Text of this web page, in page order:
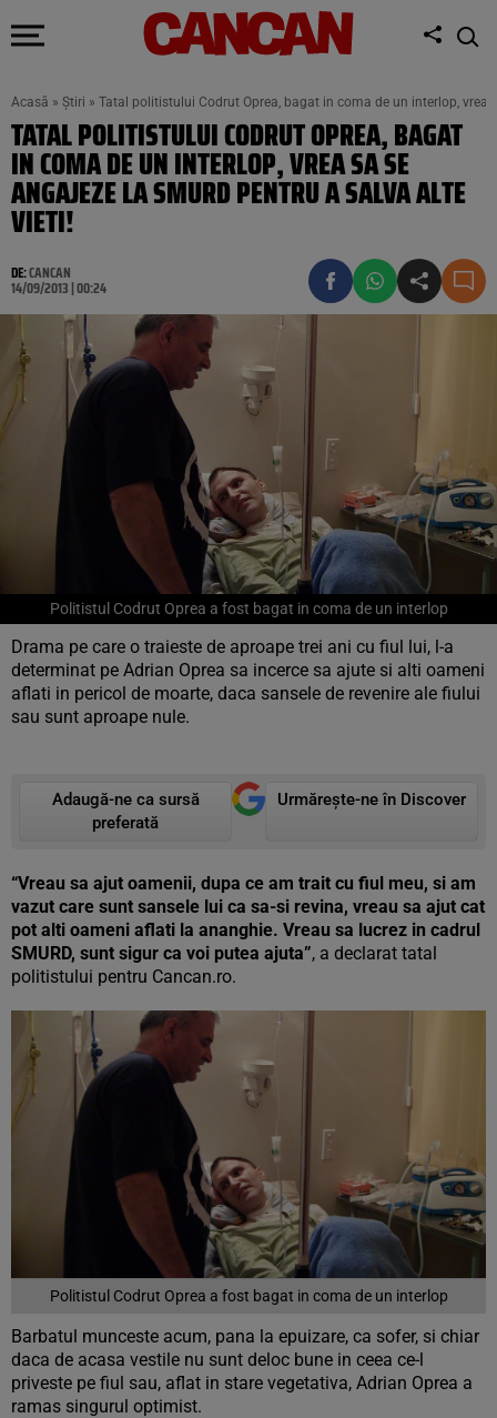
Acasă » Știri » Tatal politistului Codrut Oprea, bagat in coma de un interlop, vrea
TATAL POLITISTULUI CODRUT OPREA, BAGAT
IN COMA DE UN INTERLOP, VREA SA SE
ANGAJEZE LA SMURD PENTRU A SALVA ALTE
VIETI!
DE:CANCAN
14/09/2013 | 00:24
Politistul Codrut Oprea a fost bagat in coma de un interlop
Drama pe care o traieste de aproape trei ani cu fiul lui, l-a
determinat pe Adrian Oprea sa incerce sa ajute si alti oameni
aflati in pericol de moarte, daca sansele de revenire ale fiului
sau sunt aproape nule.
Adaugă-ne ca sursă
preferată
Urmărește-ne în Discover
“Vreau sa ajut oamenii, dupa ce am trait cu fiul meu, si am
vazut care sunt sansele lui ca sa-si revina, vreau sa ajut cat
pot alti oameni aflati la ananghie. Vreau sa lucrez in cadrul
SMURD, sunt sigur ca voi putea ajuta”, a declarat tatal
politistului pentru Cancan.ro.
Politistul Codrut Oprea a fost bagat in coma de un interlop
Barbatul munceste acum, pana la epuizare, ca sofer, si chiar
daca de acasa vestile nu sunt deloc bune in ceea ce-l
priveste pe fiul sau, aflat in stare vegetativa, Adrian Oprea a
ramas singurul optimist.